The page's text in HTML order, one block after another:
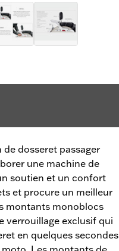
dosseret passager
une machine de
soutien et un confort
et procure un meilleur
montants monoblocs
verrouillage exclusif qui
en quelques secondes